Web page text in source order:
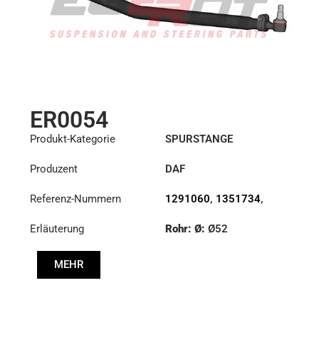
ER0054
Produkt-Kategorie SPURSTANGE
Produzent DAF
Referenz-Nummern 1291060, 1351734,
Erläuterung
Rohr: Ø:Ø52
MEHR